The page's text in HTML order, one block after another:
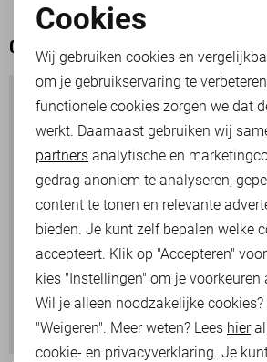
OOK HET BEKIJKEN WAARD
-30%
Noodzakelijke cookies
Personalisatie cookies
Analytische cookies
Marketing cookies
Cookies
Wij gebruiken cookies en
om je gebruikservaring te
functionele cookies zorgen we dat
werkt. Daarnaast gebruiken wij
partners analytische en
gedrag anoniem te analyseren,
content te tonen en relevante
bieden. Je kunt zelf bepalen welke
accepteert. Klik op "Accepteren"
kies "Instellingen" om je voorkeuren
Wil je alleen noodzakelijke cookies?
"Weigeren". Meer weten? Lees hier
cookie- en privacyverklaring. Je